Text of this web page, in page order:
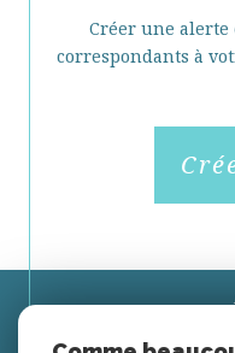
Créer une alerte
correspondants à